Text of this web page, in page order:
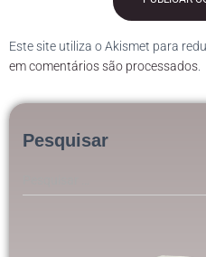
Este site utiliza o Akismet para
em comentários são processados
Pesquisar